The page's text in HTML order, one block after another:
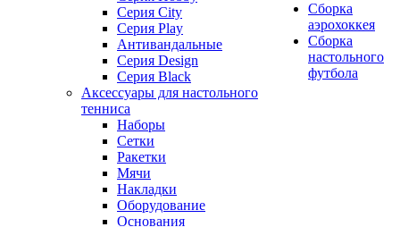
Серия City
Серия Play
Антивандальные
Серия Design
Серия Black
Аксессуары для настольного
тенниса
Наборы
Сетки
Ракетки
Мячи
Накладки
Оборудование
Основания
Сборка
аэрохоккея
Сборка
настольного
футбола